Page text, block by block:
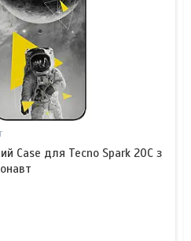
Case для Tecno Spark 20C з